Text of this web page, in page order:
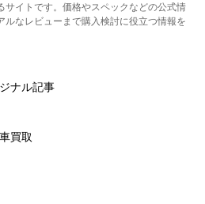
サイトです。価格やスペックなどの公式情
ルなレビューまで購入検討に役立つ情報を
ナル記事
車買取